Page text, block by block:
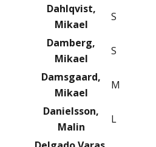
Dahlqvist,
Mikael
S
Damberg,
Mikael
S
Damsgaard,
Mikael
M
Danielsson,
Malin
L